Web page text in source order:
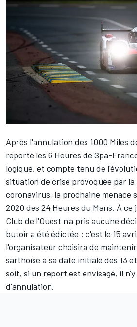
Après l'annulation des 1000 Miles
reporté les 6 Heures de Spa-
logique, et compte tenu de
situation de crise provoquée par la
coronavirus, la prochaine menace
2020 des 24 Heures du Mans. À ce
Club de l'Ouest n'a pris aucune
butoir a été édictée : c'est le 15
l'organisateur choisira de
sarthoise à sa date initiale des 13
soit, si un report est envisagé, il n'y
d'annulation.